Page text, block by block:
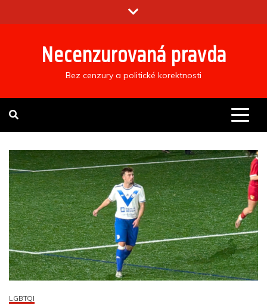
to
Necenzurovaná pravda
Bez cenzury a politické korektnosti
LGBTQI